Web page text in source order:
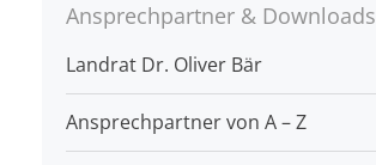
Ansprechpartner & Downloads
Landrat Dr. Oliver Bär
Ansprechpartner von A – Z